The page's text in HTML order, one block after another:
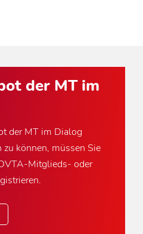
der MT im
der MT im Dialog
können, müssen Sie
Mitglieds- oder